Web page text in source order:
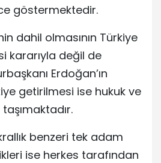
göstermektedir.
dahil olmasının Türkiye
kararıyla değil de
Erdoğan’ın
getirilmesi ise hukuk ve
benzeri tek adam
ise herkes tarafından